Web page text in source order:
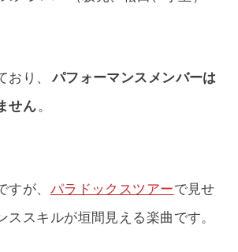
おり、 パフォーマンスメンバーは
せん 。
が、 パラドックスツアーで見せ
ススキルが垣間見える楽曲です。